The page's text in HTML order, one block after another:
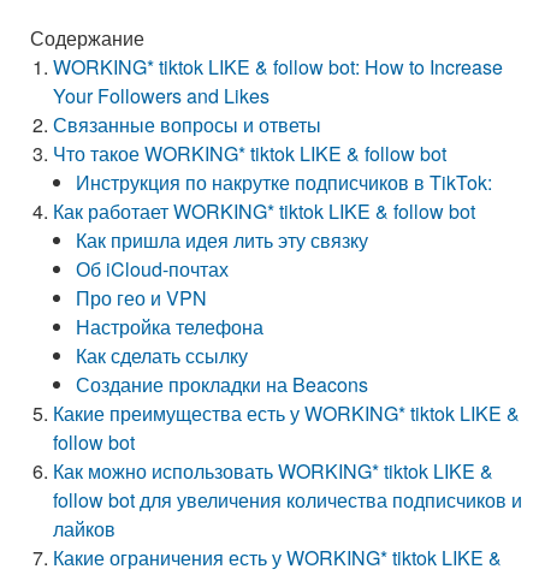
Содержание
WORKING* tiktok LIKE & follow bot: How to Increase
Your Followers and Likes
Связанные вопросы и ответы
Что такое WORKING* tiktok LIKE & follow bot
Инструкция по накрутке подписчиков в TikTok:
Как работает WORKING* tiktok LIKE & follow bot
Как пришла идея лить эту связку
Об iCloud-почтах
Про гео и VPN
Настройка телефона
Как сделать ссылку
Создание прокладки на Beacons
Какие преимущества есть у WORKING* tiktok LIKE &
follow bot
Как можно использовать WORKING* tiktok LIKE &
follow bot для увеличения количества подписчиков и
лайков
Какие ограничения есть у WORKING* tiktok LIKE &